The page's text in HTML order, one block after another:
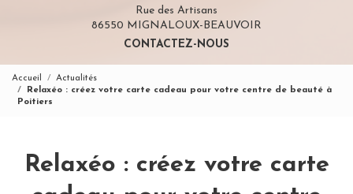
Rue des Artisans
86550 MIGNALOUX-BEAUVOIR
CONTACTEZ-NOUS
Accueil
Actualités
Relaxéo : créez votre carte cadeau pour votre centre de beauté à
Poitiers
Relaxéo : créez votre carte